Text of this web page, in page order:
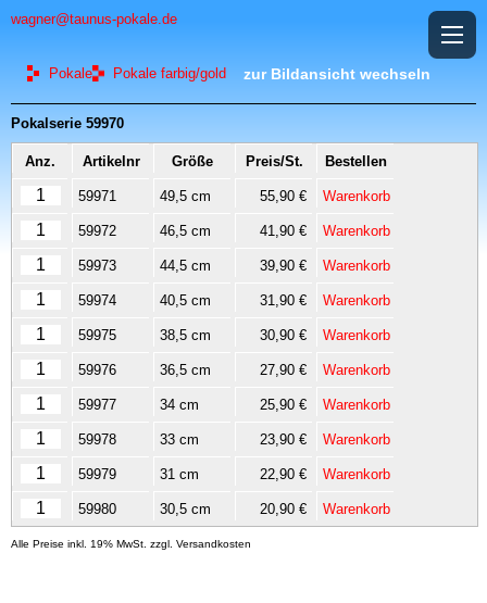
wagner@taunus-pokale.de
Pokale Pokale farbig/gold zur Bildansicht wechseln
Pokalserie 59970
Anz. Artikelnr Größe Preis/St. Bestellen
59971 49,5 cm 55,90 € Warenkorb
59972 46,5 cm 41,90 € Warenkorb
59973 44,5 cm 39,90 € Warenkorb
59974 40,5 cm 31,90 € Warenkorb
59975 38,5 cm 30,90 € Warenkorb
59976 36,5 cm 27,90 € Warenkorb
59977 34 cm 25,90 € Warenkorb
59978 33 cm 23,90 € Warenkorb
59979 31 cm 22,90 € Warenkorb
59980 30,5 cm 20,90 € Warenkorb
Alle Preise inkl. 19% MwSt. zzgl. Versandkosten